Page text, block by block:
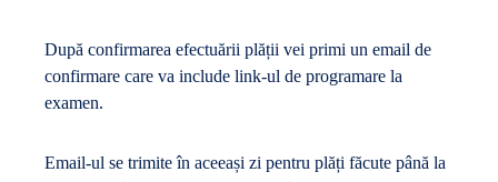
După confirmarea efectuării plății vei primi un email de
confirmare care va include link-ul de programare la
examen.
Email-ul se trimite în aceeași zi pentru plăți făcute până la